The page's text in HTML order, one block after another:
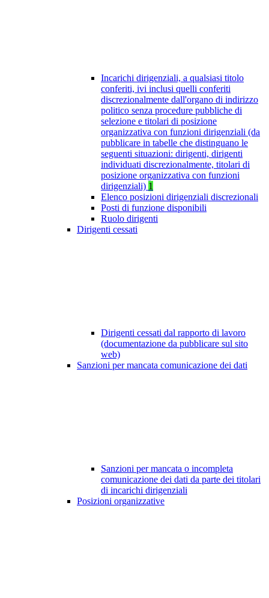
Incarichi dirigenziali, a qualsiasi titolo
conferiti, ivi inclusi quelli conferiti
discrezionalmente dall'organo di indirizzo
politico senza procedure pubbliche di
selezione e titolari di posizione
organizzativa con funzioni dirigenziali (da
pubblicare in tabelle che distinguano le
seguenti situazioni: dirigenti, dirigenti
individuati discrezionalmente, titolari di
posizione organizzativa con funzioni
dirigenziali) 1
Elenco posizioni dirigenziali discrezionali
Posti di funzione disponibili
Ruolo dirigenti
Dirigenti cessati
Dirigenti cessati dal rapporto di lavoro
(documentazione da pubblicare sul sito
web)
Sanzioni per mancata comunicazione dei dati
Sanzioni per mancata o incompleta
comunicazione dei dati da parte dei titolari
di incarichi dirigenziali
Posizioni organizzative